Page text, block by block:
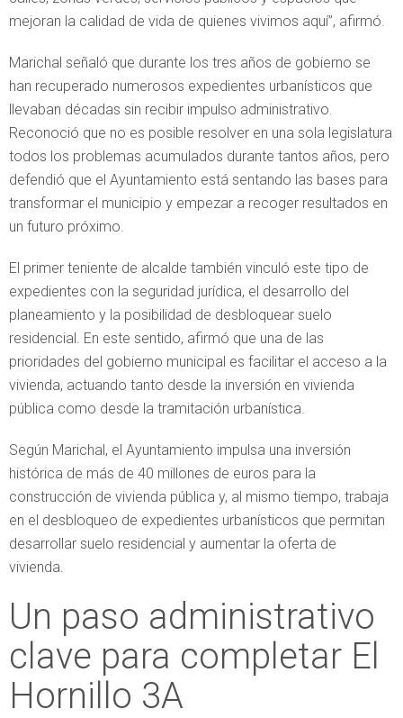
mejoran la calidad de vida de quienes vivimos aquí”, afirmó.
Marichal señaló que durante los tres años de gobierno se
han recuperado numerosos expedientes urbanísticos que
llevaban décadas sin recibir impulso administrativo.
Reconoció que no es posible resolver en una sola legislatura
todos los problemas acumulados durante tantos años, pero
defendió que el Ayuntamiento está sentando las bases para
transformar el municipio y empezar a recoger resultados en
un futuro próximo.
El primer teniente de alcalde también vinculó este tipo de
expedientes con la seguridad jurídica, el desarrollo del
planeamiento y la posibilidad de desbloquear suelo
residencial. En este sentido, afirmó que una de las
prioridades del gobierno municipal es facilitar el acceso a la
vivienda, actuando tanto desde la inversión en vivienda
pública como desde la tramitación urbanística.
Según Marichal, el Ayuntamiento impulsa una inversión
histórica de más de 40 millones de euros para la
construcción de vivienda pública y, al mismo tiempo, trabaja
en el desbloqueo de expedientes urbanísticos que permitan
desarrollar suelo residencial y aumentar la oferta de
vivienda.
Un paso administrativo
clave para completar El
Hornillo 3A